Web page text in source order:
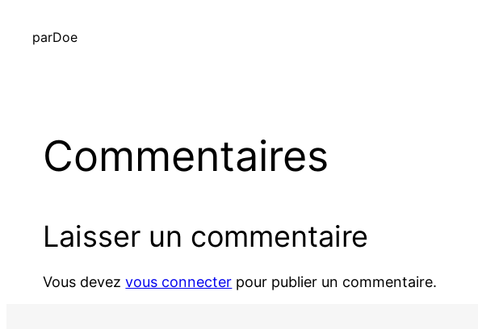
parDoe
Commentaires
Laisser un commentaire
Vous devezvous connecter pour publier un commentaire.